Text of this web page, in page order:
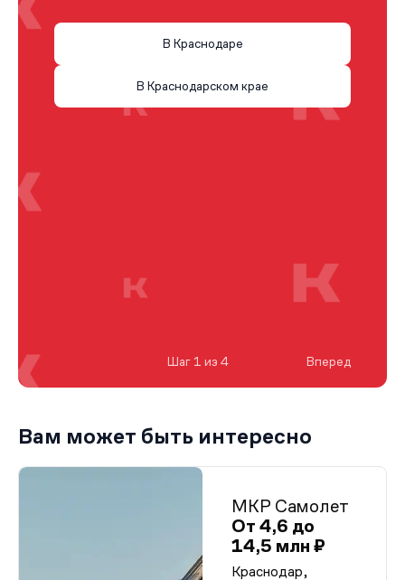
В Краснодаре
В Краснодарском крае
Шаг 1 из 4 Вперед
Вам может быть интересно
МКР Самолет
От 4,6 до
14,5 млн ₽
Краснодар,